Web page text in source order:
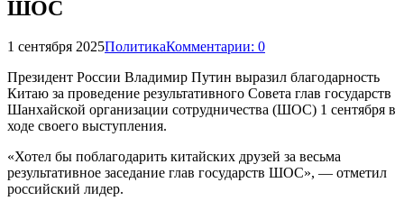
ШОС
1 сентября 2025ПолитикаКомментарии: 0
Президент России Владимир Путин выразил благодарность
Китаю за проведение результативного Совета глав государств
Шанхайской организации сотрудничества (ШОС) 1 сентября в
ходе своего выступления.
«Хотел бы поблагодарить китайских друзей за весьма
результативное заседание глав государств ШОС», — отметил
российский лидер.